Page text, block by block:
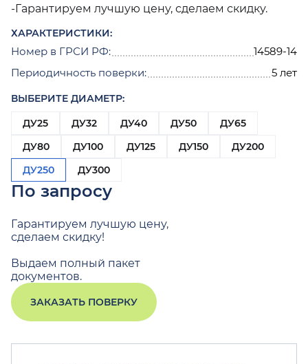
-Гарантируем лучшую цену, сделаем скидку.
ХАРАКТЕРИСТИКИ:
Номер в ГРСИ РФ:
14589-14
Периодичность поверки:
5 лет
ВЫБЕРИТЕ ДИАМЕТР:
ДУ25
ДУ32 ДУ40 ДУ50
ДУ65
ДУ80
ДУ100 ДУ125 ДУ150
ДУ200
ДУ250
ДУ300
По запросу
Гарантируем лучшую цену,
сделаем скидку!
Выдаем полный пакет
документов.
ЗАКАЗАТЬ ПОВЕРКУ